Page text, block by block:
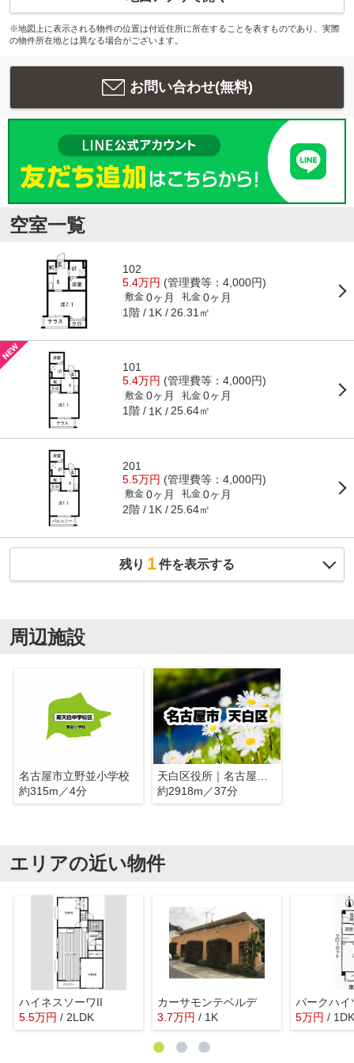
※地図上に表示される物件の位置は付近住所に所在することを表すものであり、実際
の物件所在地とは異なる場合がございます。
お問い合わせ(無料)
空室一覧
102
5.4万円 (管理費等：4,000円)
敷金 0ヶ月 礼金 0ヶ月
1階 1K 26.31㎡
101
5.4万円 (管理費等：4,000円)
敷金 0ヶ月 礼金 0ヶ月
1階 1K 25.64㎡
201
5.5万円 (管理費等：4,000円)
敷金 0ヶ月 礼金 0ヶ月
2階 1K 25.64㎡
残り 1件を表示する
周辺施設
名古屋市立野並小学校
約315m／4分
約2918m／37分
エリアの近い物件
ハイネスソーワII
5.5万円 / 2LDK
カーサモンテベルデ
3.7万円 / 1K
パークハイ
5万円 / 1DK